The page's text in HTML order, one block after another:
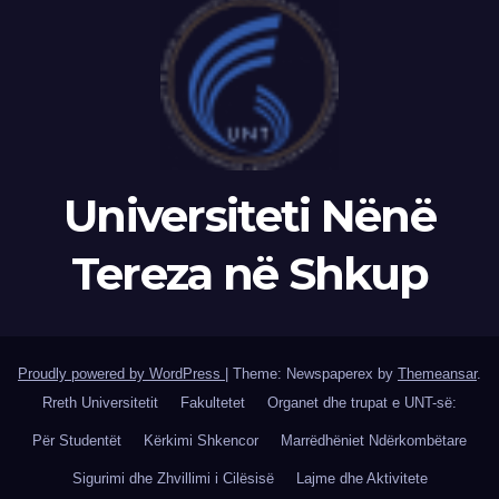
Universiteti Nënë
Tereza në Shkup
Proudly powered by WordPress Theme: Newspaperex by Themeansar.
Rreth Universitetit
Fakultetet Organet dhe trupat e UNT-së:
Për Studentët Kërkimi Shkencor Marrëdhëniet Ndërkombëtare
Sigurimi dhe Zhvillimi i Cilësisë Lajme dhe Aktivitete